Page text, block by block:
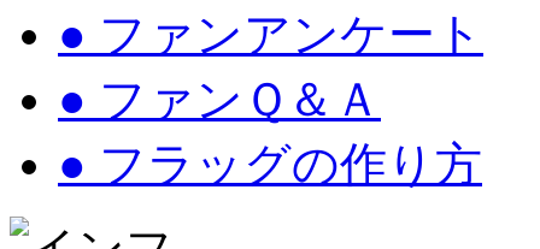
● ファンアンケート
● ファンＱ＆Ａ
● フラッグの作り方